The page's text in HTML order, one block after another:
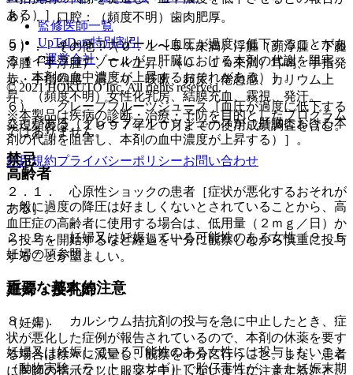
ある）］。
５）． イトラコナゾール［血圧が過度に低下することがあ
る（イトラコナゾールが、肝臓における本剤の代謝を阻害
し、本剤の血中濃度が上昇するおそれがある）］。
６）． グレープフルーツジュース［血圧が過度に低下する
ことがある（グレープフルーツジュースが、肝臓における本
剤の代謝を阻害し、本剤の血中濃度が上昇する）］。
高齢者
一般に過度の降圧は好ましくないとされていることから、高
血圧症の高齢者に使用する場合は、低用量（２ｍｇ／日）か
ら投与を開始するなど経過を十分に観察しながら慎重に投与
することが望ましい。
妊婦・授乳婦
（妊婦）
妊婦又は妊娠している可能性のある女性には投与しないこと
（動物実験（ラット、ウサギ）で胎仔毒性が、また妊娠末期
８）． 口腔：（頻度不明）歯肉肥厚。
９）． その他：（０．１〜５％未満）浮腫（顔浮腫・下腿
浮腫・手浮腫）、ＣＫ上昇、（０．１％未満）耳鳴、手指発
赤・手指熱感、肩こり、咳嗽、頻尿、倦怠感、カリウム上
昇、（頻度不明）女性化乳房、結膜充血、霧視、発汗。
発現頻度は、１９９７年１０月までの使用成績調査を含む。
禁忌
２．１． 心原性ショックの患者［症状が悪化するおそれが
ある］。
２．２． 妊婦又は妊娠している可能性のある女性〔９．５
妊婦の項参照〕。
重要な基本的注意
８．１． カルシウム拮抗剤の投与を急に中止したとき、症
状が悪化した症例が報告されているので、本剤の休薬を要す
る場合は徐々に減量し、観察を十分に行うこと。また、患者
に医師の指示なしに服薬を中止しないように注意すること。
監修医師一覧
UpToDate特別割引
運営会社
© 2021 HOKUTO Inc. All rights reserved.
※本製品は疾病の診断・治療・予防を目的としたプログラム
ではありません。
利用規約プライバシーポリシーお問い合わせ